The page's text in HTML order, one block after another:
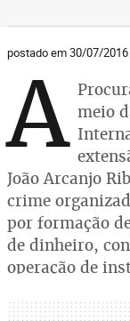
postado em 30/07/2016
A meio
João Arcanjo
crime
por formação
de dinheiro,
operação de